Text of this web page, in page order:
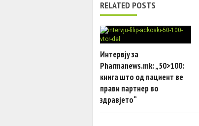
RELATED POSTS
Интервју за
Pharmanews.mk: „50>100:
книга што од пациент ве
прави партнер во
здравјето“